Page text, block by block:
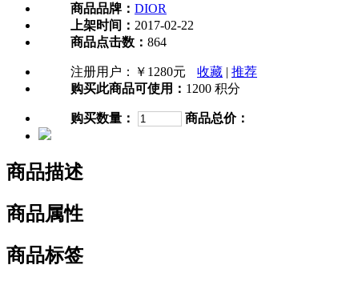
商品品牌： DIOR
上架时间： 2017-02-22
商品点击数： 864
注册用户： ￥1280元 收藏 | 推荐
购买此商品可使用： 1200 积分
购买数量： 商品总价：
商品描述
商品属性
商品标签